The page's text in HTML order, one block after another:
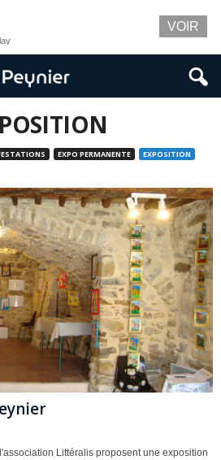
EXPO PERMANENTE EXPOSITION
Littéralis proposent une exposition
VOIR